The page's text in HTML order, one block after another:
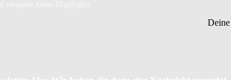
Deine